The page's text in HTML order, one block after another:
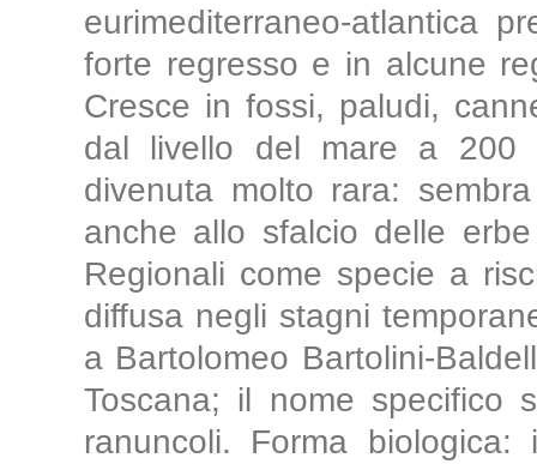
eurimediterraneo-atlantica
forte regresso e in alcune
Cresce in fossi, paludi,
dal livello del mare a 200
divenuta molto rara:
anche allo sfalcio delle
Regionali come specie a
diffusa negli stagni
a Bartolomeo Bartolini-
Toscana; il nome specifico
ranuncoli. Forma